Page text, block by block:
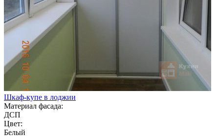
Шкаф-купе в лоджии
Материал фасада:
ДСП
Цвет:
Белый